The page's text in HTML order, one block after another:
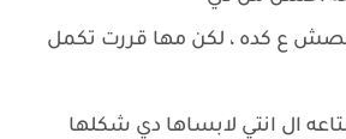
ع كده ، لكن مها قررت تكمل
ال انتي لابساها دي شكلها